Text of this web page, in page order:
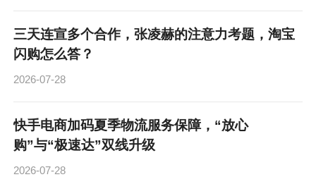
三天连宣多个合作，张凌赫的注意力考题，淘宝
闪购怎么答？
2026-07-28
快手电商加码夏季物流服务保障，“放心
购”与“极速达”双线升级
2026-07-28